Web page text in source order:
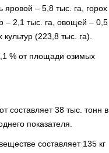
– 5,8 тыс. га, горох
– 2,1 тыс. га, овощей – 0,5
(223,8 тыс. га).
% от площади озимых
составляет 38 тыс. тонн в
показателя.
составляет 135 кг